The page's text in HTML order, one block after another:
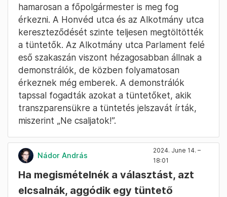
hamarosan a főpolgármester is meg fog
érkezni. A Honvéd utca és az Alkotmány utca
kereszteződését szinte teljesen megtöltötték
a tüntetők. Az Alkotmány utca Parlament felé
eső szakaszán viszont hézagosabban állnak a
demonstrálók, de közben folyamatosan
érkeznek még emberek. A demonstrálók
tapssal fogadták azokat a tüntetőket, akik
transzparensükre a tüntetés jelszavát írták,
miszerint „Ne csaljatok!”.
Nádor András
2024. June 14. –
18:01
Ha megismételnék a választást, azt
elcsalnák, aggódik egy tüntető